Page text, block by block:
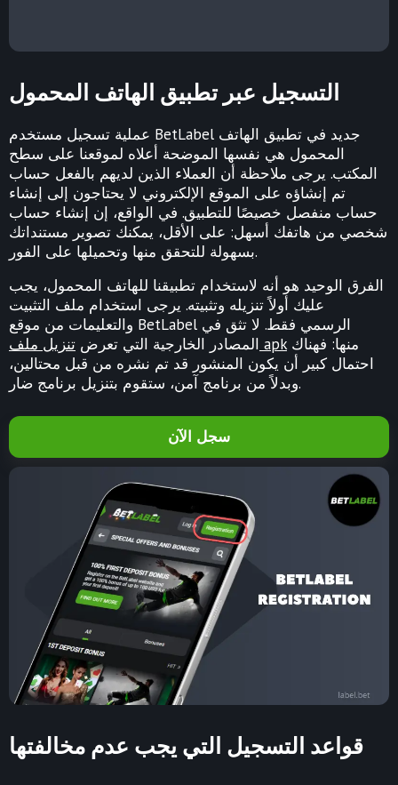
التسجيل عبر تطبيق الهاتف المحمول
عملية تسجيل مستخدم BetLabel جديد في تطبيق الهاتف
المحمول هي نفسها الموضحة أعلاه لموقعنا على سطح
المكتب. يرجى ملاحظة أن العملاء الذين لديهم بالفعل حساب
تم إنشاؤه على الموقع الإلكتروني لا يحتاجون إلى إنشاء
حساب منفصل خصيصًا للتطبيق. في الواقع، إن إنشاء حساب
شخصي من هاتفك أسهل: على الأقل، يمكنك تصوير مستنداتك
بسهولة للتحقق منها وتحميلها على الفور.
الفرق الوحيد هو أنه لاستخدام تطبيقنا للهاتف المحمول، يجب
عليك أولاً تنزيله وتثبيته. يرجى استخدام ملف التثبيت
والتعليمات من موقع BetLabel الرسمي فقط. لا تثق في
المصادر الخارجية التي تعرض تنزيل ملف apkمنها: فهناك
احتمال كبير أن يكون المنشور قد تم نشره من قبل محتالين،
وبدلاً من برنامج آمن، ستقوم بتنزيل برنامج ضار.
سجل الآن
قواعد التسجيل التي يجب عدم مخالفتها